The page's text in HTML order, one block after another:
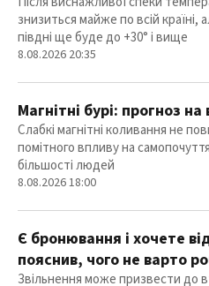
знизиться майже по всій країні,
півдні ще буде до +30° і вище
8.08.2026 20:35
Магнітні бурі: прогноз
Слабкі магнітні коливання не
помітного впливу на самопочуття
більшості людей
8.08.2026 18:00
Є бронювання і хочете
пояснив, чого не варто
Звільнення може призвести до